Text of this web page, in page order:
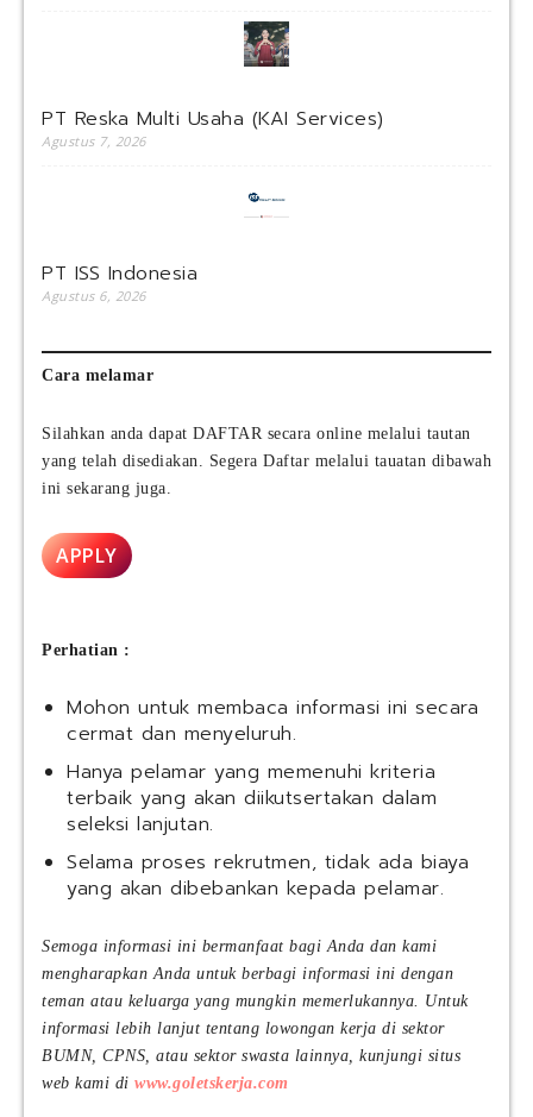
PT Reska Multi Usaha (KAI Services)
Agustus 7, 2026
PT ISS Indonesia
Agustus 6, 2026
Cara melamar
Silahkan anda dapat DAFTAR secara online melalui tautan
yang telah disediakan. Segera Daftar melalui tauatan dibawah
ini sekarang juga.
APPLY
Perhatian :
Mohon untuk membaca informasi ini secara
cermat dan menyeluruh.
Hanya pelamar yang memenuhi kriteria
terbaik yang akan diikutsertakan dalam
seleksi lanjutan.
Selama proses rekrutmen, tidak ada biaya
yang akan dibebankan kepada pelamar.
Semoga informasi ini bermanfaat bagi Anda dan kami
mengharapkan Anda untuk berbagi informasi ini dengan
teman atau keluarga yang mungkin memerlukannya. Untuk
informasi lebih lanjut tentang lowongan kerja di sektor
BUMN, CPNS, atau sektor swasta lainnya, kunjungi situs
web kami di www.goletskerja.com